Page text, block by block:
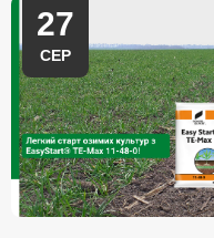
27
СЕР